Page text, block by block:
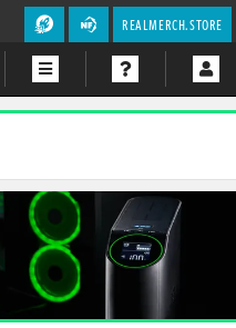
REALMERCH.STORE